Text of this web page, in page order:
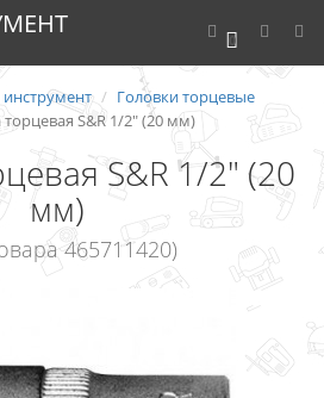
0
Головки торцевые
торцевая S&R 1/2" (20 мм)
S&R 1/2" (20
мм)
465711420)